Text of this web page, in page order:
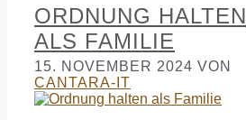
ORDNUNG HALTEN
ALS FAMILIE
15. NOVEMBER 2024 VON
CANTARA-IT